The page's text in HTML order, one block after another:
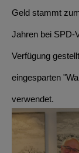
Geld stammt
Jahren bei SPD-
Verfügung
eingesparten
verwendet.